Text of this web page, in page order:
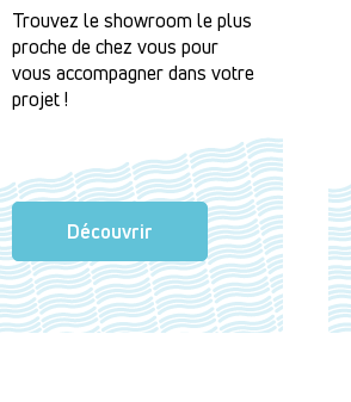
Trouvez le showroom le plus
proche de chez vous pour
vous accompagner dans votre
projet !
Découvrir